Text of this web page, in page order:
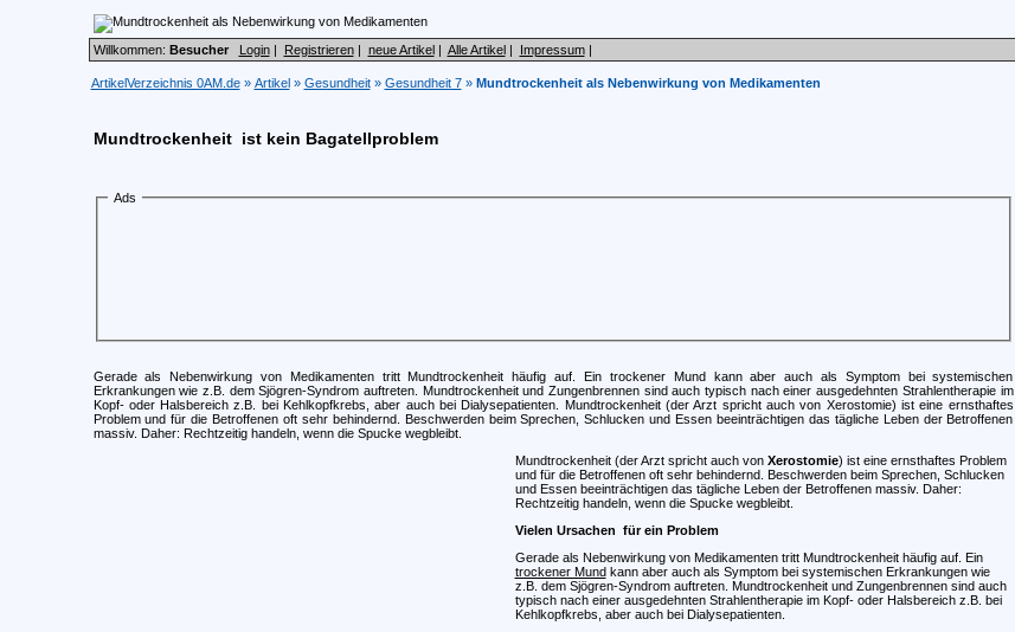
Willkommen: Besucher Login| Registrieren| neue Artikel| Alle Artikel| Impressum|
ArtikelVerzeichnis 0AM.de» Artikel» Gesundheit» Gesundheit 7» Mundtrockenheit als Nebenwirkung von Medikamenten
Mundtrockenheit  ist kein Bagatellproblem
Ads
Gerade als Nebenwirkung von Medikamenten tritt Mundtrockenheit häufig auf. Ein trockener Mund kann aber auch als Symptom bei systemischen
Erkrankungen wie z.B. dem Sjögren-Syndrom auftreten. Mundtrockenheit und Zungenbrennen sind auch typisch nach einer ausgedehnten Strahlentherapie im
Kopf- oder Halsbereich z.B. bei Kehlkopfkrebs, aber auch bei Dialysepatienten. Mundtrockenheit (der Arzt spricht auch von Xerostomie) ist eine ernsthaftes
Problem und für die Betroffenen oft sehr behindernd. Beschwerden beim Sprechen, Schlucken und Essen beeinträchtigen das tägliche Leben der Betroffenen
massiv. Daher: Rechtzeitig handeln, wenn die Spucke wegbleibt.
Mundtrockenheit (der Arzt spricht auch von Xerostomie) ist eine ernsthaftes Problem
und für die Betroffenen oft sehr behindernd. Beschwerden beim Sprechen, Schlucken
und Essen beeinträchtigen das tägliche Leben der Betroffenen massiv. Daher:
Rechtzeitig handeln, wenn die Spucke wegbleibt.
Vielen Ursachen für ein Problem
Gerade als Nebenwirkung von Medikamenten tritt Mundtrockenheit häufig auf. Ein
trockener Mundkann aber auch als Symptom bei systemischen Erkrankungen wie
z.B. dem Sjögren-Syndrom auftreten. Mundtrockenheit und Zungenbrennen sind auch
typisch nach einer ausgedehnten Strahlentherapie im Kopf- oder Halsbereich z.B. bei
Kehlkopfkrebs, aber auch bei Dialysepatienten.